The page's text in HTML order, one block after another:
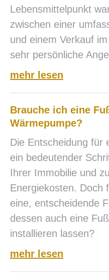
Lebensmittelpunkt
zwischen einer
und einem Verkauf
sehr persönliche
mehr lesen
Brauche ich eine
Wärmepumpe?
Die Entscheidung für
ein bedeutender
Ihrer Immobilie und
Energiekosten. Doch
eine, entscheidende
dessen auch eine
installieren lassen?
mehr lesen